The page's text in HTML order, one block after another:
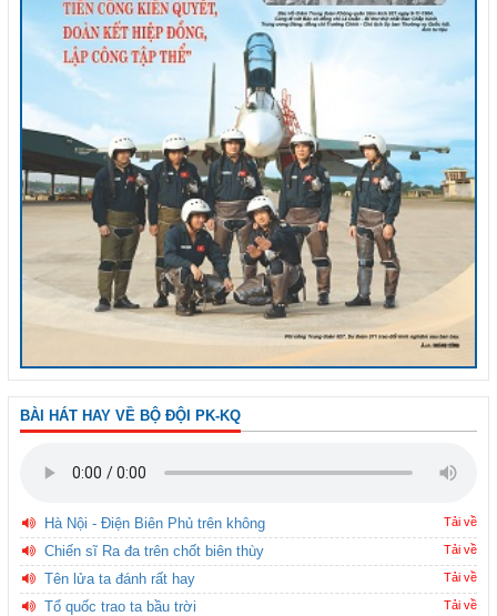
BÀI HÁT HAY VỀ BỘ ĐỘI PK-KQ
Hà Nội - Điện Biên Phủ trên không Tải về
Chiến sĩ Ra đa trên chốt biên thùy Tải về
Tên lửa ta đánh rất hay Tải về
Tổ quốc trao ta bầu trời Tải về